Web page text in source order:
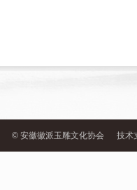
© 安徽徽派玉雕文化协会 技术